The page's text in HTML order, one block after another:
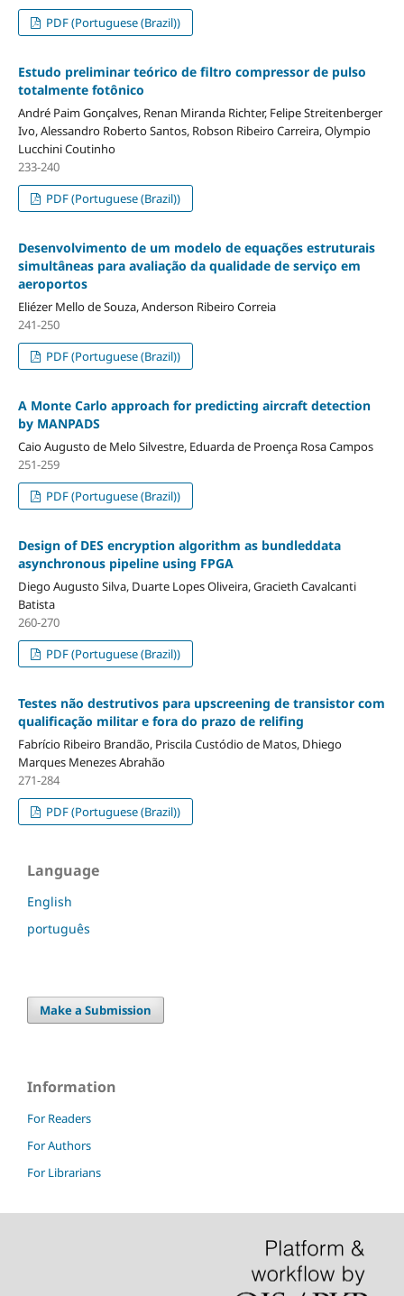
PDF (Portuguese (Brazil))
Estudo preliminar teórico de filtro compressor de pulso
totalmente fotônico
André Paim Gonçalves, Renan Miranda Richter, Felipe Streitenberger
Ivo, Alessandro Roberto Santos, Robson Ribeiro Carreira, Olympio
Lucchini Coutinho
233-240
PDF (Portuguese (Brazil))
Desenvolvimento de um modelo de equações estruturais
simultâneas para avaliação da qualidade de serviço em
aeroportos
Eliézer Mello de Souza, Anderson Ribeiro Correia
241-250
PDF (Portuguese (Brazil))
A Monte Carlo approach for predicting aircraft detection
by MANPADS
Caio Augusto de Melo Silvestre, Eduarda de Proença Rosa Campos
251-259
PDF (Portuguese (Brazil))
Design of DES encryption algorithm as bundleddata
asynchronous pipeline using FPGA
Diego Augusto Silva, Duarte Lopes Oliveira, Gracieth Cavalcanti
Batista
260-270
PDF (Portuguese (Brazil))
Testes não destrutivos para upscreening de transistor com
qualificação militar e fora do prazo de relifing
Fabrício Ribeiro Brandão, Priscila Custódio de Matos, Dhiego
Marques Menezes Abrahão
271-284
PDF (Portuguese (Brazil))
Language
English
português
Make a Submission
Information
For Readers
For Authors
For Librarians